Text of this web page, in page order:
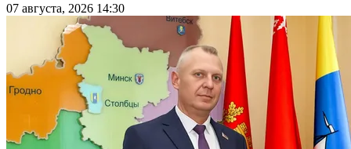
07 августа, 2026 14:30